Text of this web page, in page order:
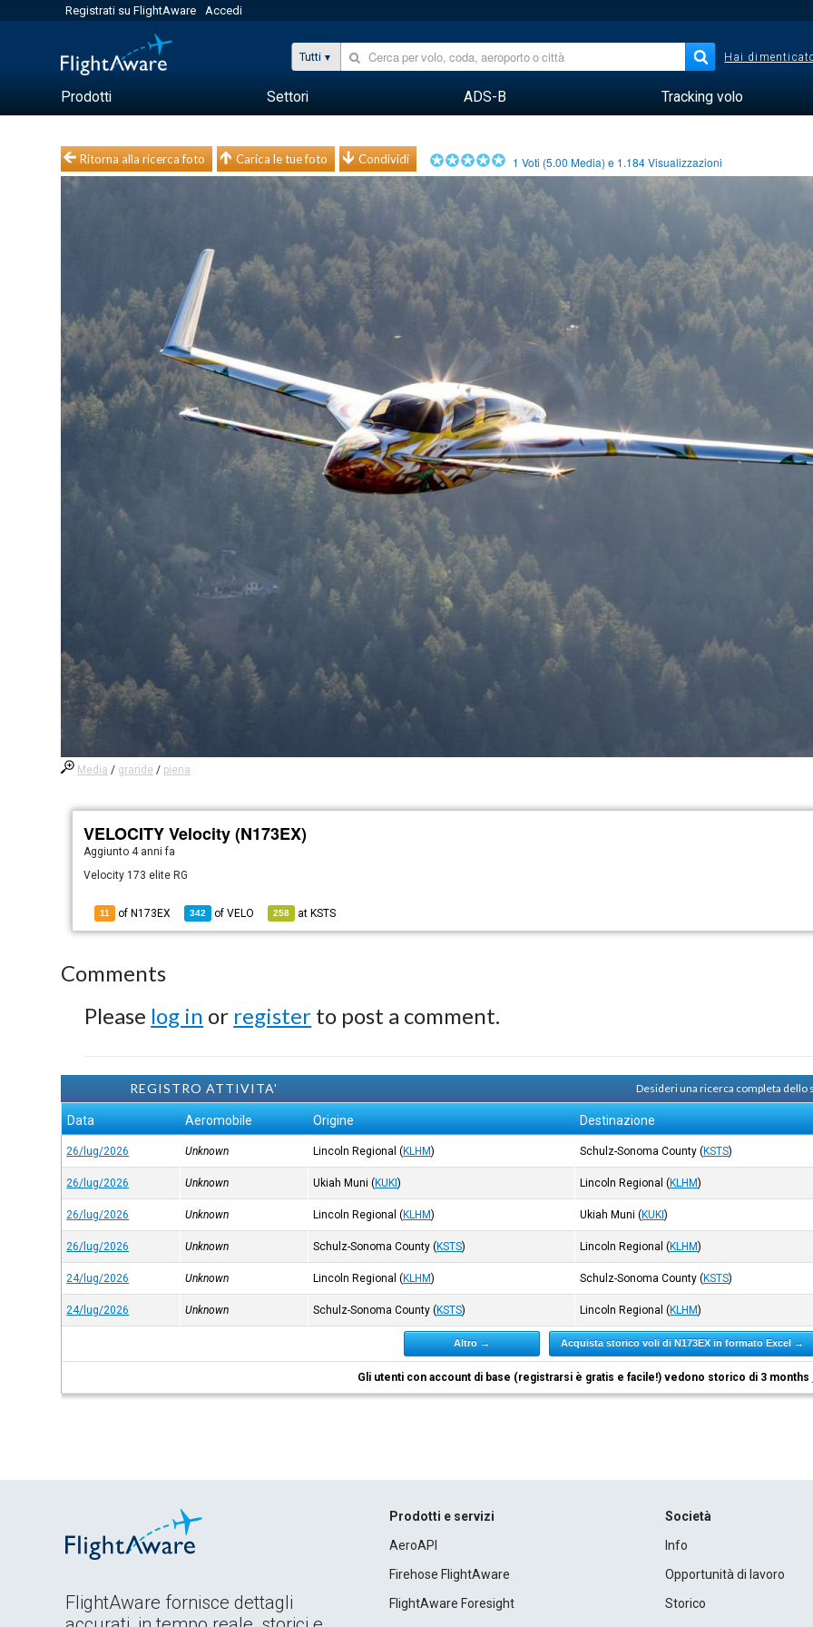
Registrati su FlightAware Accedi
Tutti Hai
Prodotti Settori ADS-B Tracking volo
Ritorna alla ricerca foto Carica le tue foto Condividi 1 Voti (5.00 Media) e 1.184Visualizzazioni
Media / grande / piena
VELOCITY Velocity (N173EX)
Aggiunto 4 anni fa
Velocity 173 elite RG
11 of N173EX 342 ofVELO 258 at KSTS
Comments
Please log in or register to post a comment.
REGISTRO ATTIVITA' Desideri una ricerca completa dello
Data Aeromobile Origine Destinazione
26/lug/2026 Unknown Lincoln Regional(KLHM) Schulz-Sonoma County (KSTS)
26/lug/2026 Unknown Ukiah Muni (KUKI) Lincoln Regional(KLHM)
26/lug/2026 Unknown Lincoln Regional(KLHM) Ukiah Muni (KUKI)
26/lug/2026 Unknown Schulz-Sonoma County (KSTS) Lincoln Regional(KLHM)
24/lug/2026 Unknown Lincoln Regional(KLHM) Schulz-Sonoma County (KSTS)
24/lug/2026 Unknown Schulz-Sonoma County (KSTS) Lincoln Regional(KLHM)
Altro → Acquista storico voli di N173EX in formato Excel →
Gli utenti con account di base (registrarsi è gratis e facile!) vedono storico di 3 months
FlightAware fornisce dettagli
Prodotti e servizi
AeroAPI
Firehose FlightAware
FlightAware Foresight
Società
Info
Opportunità di lavoro
Storico